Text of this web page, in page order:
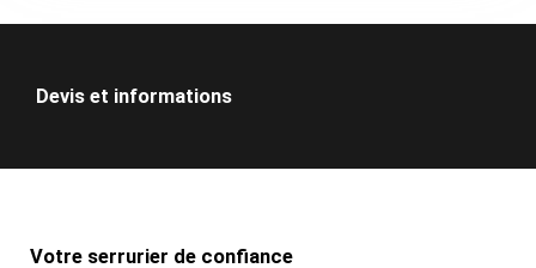
Devis et informations
Votre serrurier de confiance